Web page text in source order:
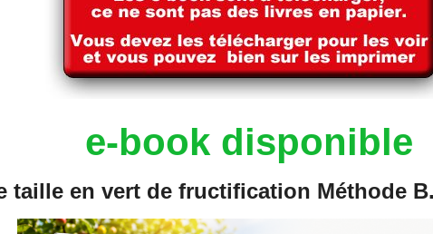
e-book disponible
taille en vert de fructification Méthode